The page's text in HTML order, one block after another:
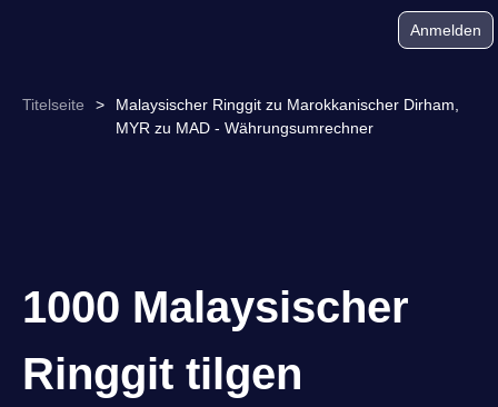
Anmelden
Titelseite >
Malaysischer Ringgit zu Marokkanischer Dirham,
MYR zu MAD - Währungsumrechner
1000 Malaysischer
Ringgit tilgen